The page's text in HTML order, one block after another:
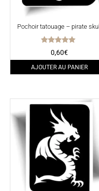
Pochoir tatouage – pirate skull
Note
5.00
sur 5
0,60€
AJOUTER AU PANIER